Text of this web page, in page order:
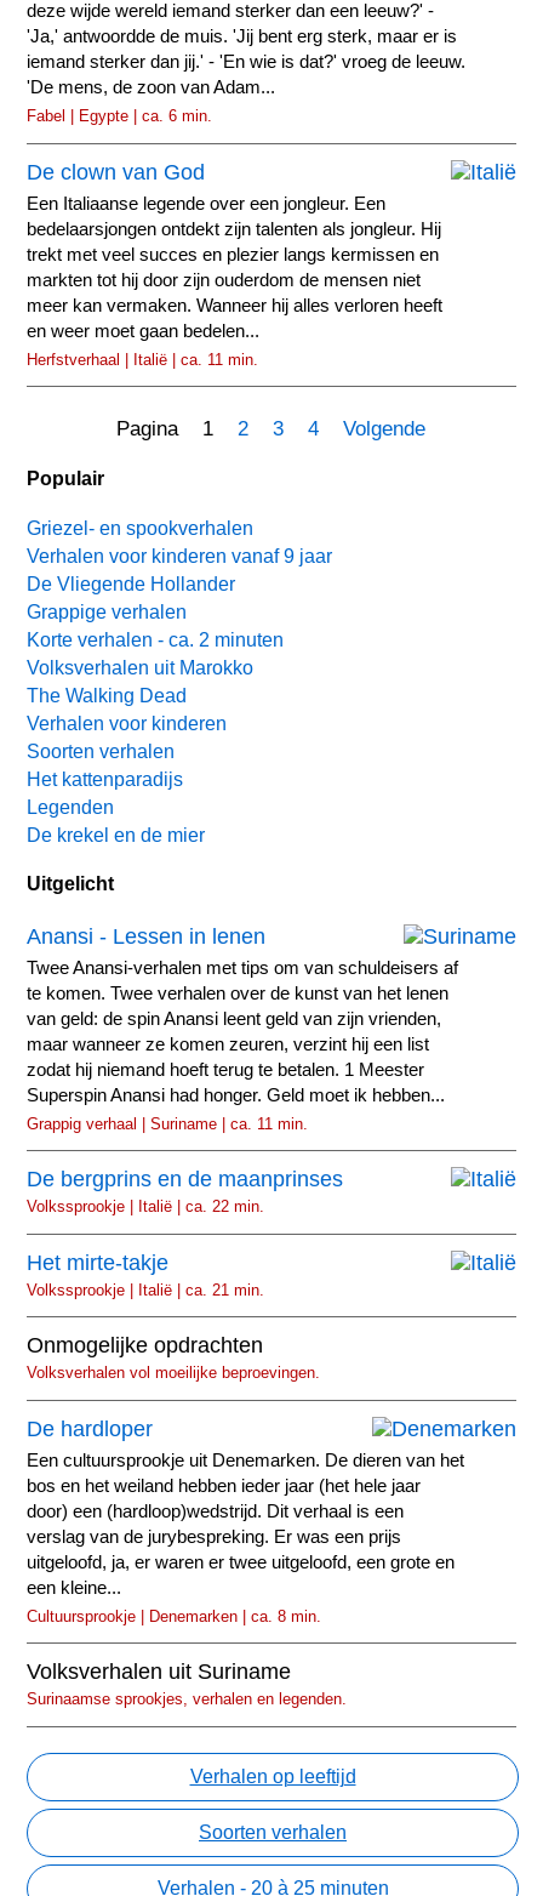
deze wijde wereld iemand sterker dan een leeuw?' -
'Ja,' antwoordde de muis. 'Jij bent erg sterk, maar er is
iemand sterker dan jij.' - 'En wie is dat?' vroeg de leeuw.
'De mens, de zoon van Adam...
Fabel | Egypte | ca. 6 min.
De clown van God
Een Italiaanse legende over een jongleur. Een
bedelaarsjongen ontdekt zijn talenten als jongleur. Hij
trekt met veel succes en plezier langs kermissen en
markten tot hij door zijn ouderdom de mensen niet
meer kan vermaken. Wanneer hij alles verloren heeft
en weer moet gaan bedelen...
Herfstverhaal | Italië | ca. 11 min.
Pagina 12 3 4 Volgende
Populair
Griezel- en spookverhalen
Verhalen voor kinderen vanaf 9 jaar
De Vliegende Hollander
Grappige verhalen
Korte verhalen - ca. 2 minuten
Volksverhalen uit Marokko
The Walking Dead
Verhalen voor kinderen
Soorten verhalen
Het kattenparadijs
Legenden
De krekel en de mier
Uitgelicht
Anansi - Lessen in lenen
Twee Anansi-verhalen met tips om van schuldeisers af
te komen. Twee verhalen over de kunst van het lenen
van geld: de spin Anansi leent geld van zijn vrienden,
maar wanneer ze komen zeuren, verzint hij een list
zodat hij niemand hoeft terug te betalen. 1 Meester
Superspin Anansi had honger. Geld moet ik hebben...
Grappig verhaal | Suriname | ca. 11 min.
De bergprins en de maanprinses
Volkssprookje | Italië | ca. 22 min.
Het mirte-takje
Volkssprookje | Italië | ca. 21 min.
Onmogelijke opdrachten
Volksverhalen vol moeilijke beproevingen.
De hardloper
Een cultuursprookje uit Denemarken. De dieren van het
bos en het weiland hebben ieder jaar (het hele jaar
door) een (hardloop)wedstrijd. Dit verhaal is een
verslag van de jurybespreking. Er was een prijs
uitgeloofd, ja, er waren er twee uitgeloofd, een grote en
een kleine...
Cultuursprookje | Denemarken | ca. 8 min.
Volksverhalen uit Suriname
Surinaamse sprookjes, verhalen en legenden.
Verhalen op leeftijd
Soorten verhalen
Verhalen - 20 à 25 minuten